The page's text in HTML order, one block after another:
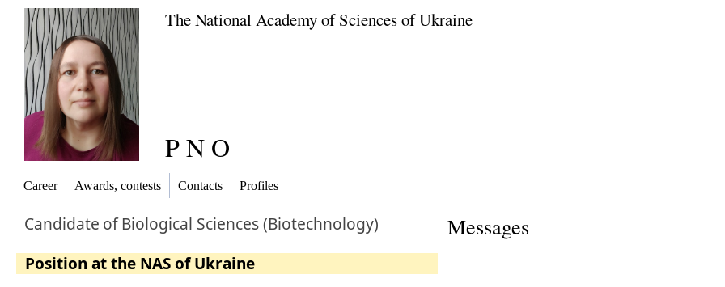
The National Academy of Sciences of Ukraine
P N O
Career Awards, contests Contacts Profiles
Candidate ofBiological Sciences (Biotechnology)
Position at the NAS of Ukraine
Messages